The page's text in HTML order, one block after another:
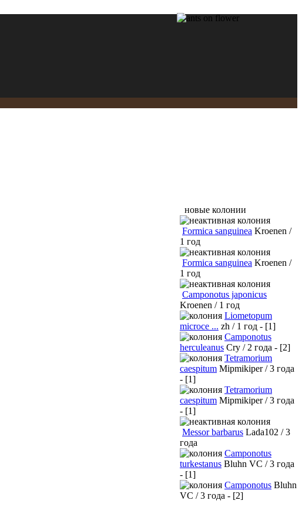
новые колонии
Formica sanguinea Kroenen /
1 год
Formica sanguinea Kroenen /
1 год
Camponotus japonicus
Kroenen / 1 год
Liometopum
microce ... zh / 1 год - [1]
Camponotus
herculeanus Cry / 2 года - [2]
Tetramorium
caespitum Mipmikiper / 3 года
- [1]
Tetramorium
caespitum Mipmikiper / 3 года
- [1]
Messor barbarus Lada102 / 3
года
Camponotus
turkestanus Bluhn VC / 3 года
- [1]
Camponotus Bluhn
VC / 3 года - [2]